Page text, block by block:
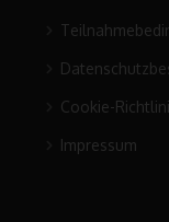
Cookie-
Impressum